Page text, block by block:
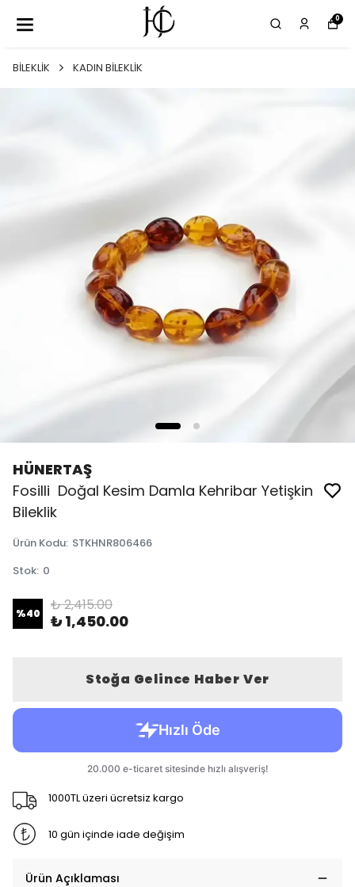
0
BİLEKLİK KADIN BİLEKLİK
HÜNERTAŞ
Fosilli Doğal Kesim Damla Kehribar Yetişkin
Bileklik
Ürün Kodu: STKHNR806466
Stok: 0
%40 ₺ 2,415.00
₺ 1,450.00
Stoğa Gelince Haber Ver
1000TL üzeri ücretsiz kargo
10 gün içinde iade değişim
Ürün Açıklaması